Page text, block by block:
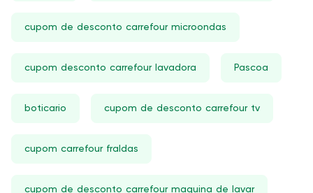
cupom de desconto carrefour microondas
cupom desconto carrefour lavadora Pascoa
boticario cupom de desconto carrefour tv
cupom carrefour fraldas
cupom de desconto carrefour maquina de lavar